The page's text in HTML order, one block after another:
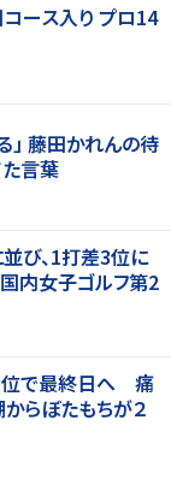
ース入り プロ14
」 藤田かれんの待
言葉
び、1打差3位に
内女子ゴルフ第2
位で最終日へ 痛
らぼたもちが２